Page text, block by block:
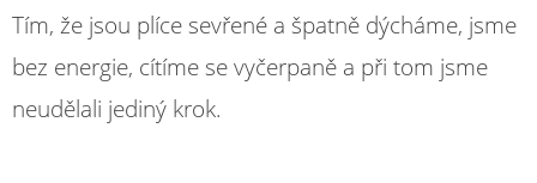
Tím, že jsou plíce sevřené a špatně dýcháme, jsme
bez energie, cítíme se vyčerpaně a při tom jsme
neudělali jediný krok.